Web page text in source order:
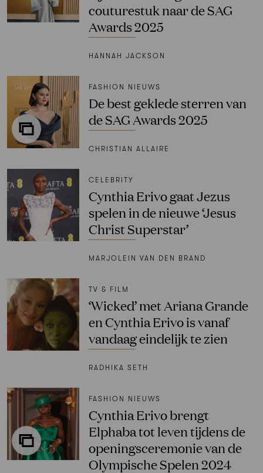
couturestuk naar de SAG
Awards 2025
HANNAH JACKSON
FASHION NIEUWS
De best geklede sterren van
de SAG Awards 2025
CHRISTIAN ALLAIRE
CELEBRITY
Cynthia Erivo gaat Jezus
spelen in de nieuwe ‘Jesus
Christ Superstar’
MARJOLEIN VAN DEN BRAND
TV & FILM
‘Wicked’ met Ariana Grande
en Cynthia Erivo is vanaf
vandaag eindelijk te zien
RADHIKA SETH
FASHION NIEUWS
Cynthia Erivo brengt
Elphaba tot leven tijdens de
openingsceremonie van de
Olympische Spelen 2024